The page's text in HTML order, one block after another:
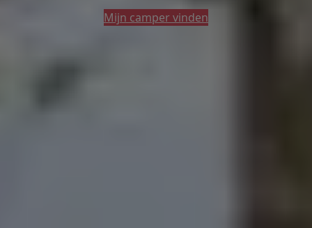
Mijn camper vinden